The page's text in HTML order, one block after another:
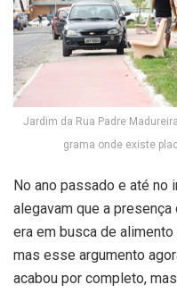
Jardim da Rua Padre
grama onde existe
No ano passado e até no
alegavam que a
era em busca de
mas esse argumento
acabou por completo,